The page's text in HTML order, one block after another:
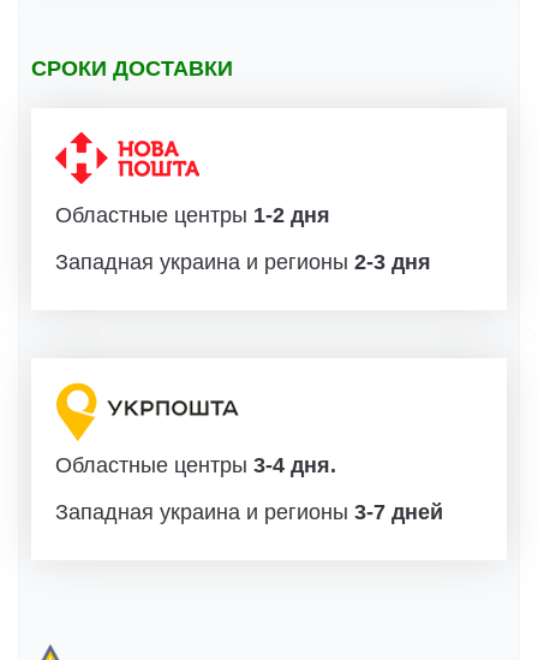
СРОКИ ДОСТАВКИ
Областные центры 1-2 дня
Западная украина и регионы 2-3 дня
Областные центры 3-4 дня.
Западная украина и регионы 3-7 дней